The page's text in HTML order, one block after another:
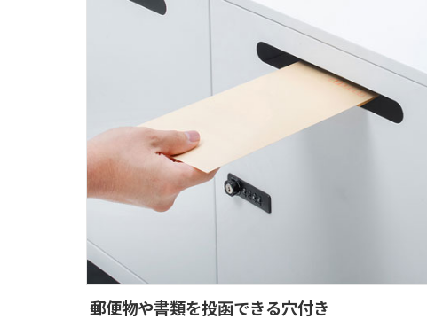
郵便物や書類を投函できる穴付き